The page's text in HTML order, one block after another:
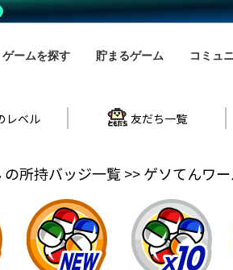
ゲームを探す 貯まるゲーム コミュ
レベル 友だち一覧
の所持バッジ一覧 >> ゲソてんワ